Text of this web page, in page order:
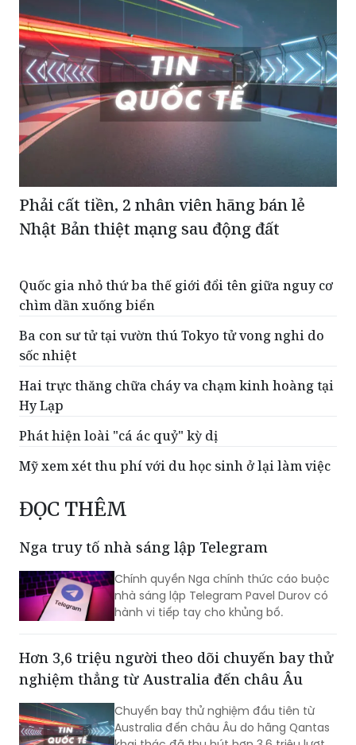
Nhật Bản thiệt mạng sau động đất
Quốc gia nhỏ thứ ba thế giới đổi tên giữa nguy cơ
chìm dần xuống biển
Ba con sư tử tại vườn thú Tokyo tử vong nghi do
sốc nhiệt
Hai trực thăng chữa cháy va chạm kinh hoàng tại
Hy Lạp
Mỹ xem xét thu phí với du học sinh ở lại làm việc
ĐỌC THÊM
Nga truy tố nhà sáng lập Telegram
nhà sáng lập Telegram Pavel Durov có
hành vi tiếp tay cho khủng bố.
Hơn 3,6 triệu người theo dõi chuyến bay thử
nghiệm thẳng từ Australia đến châu Âu